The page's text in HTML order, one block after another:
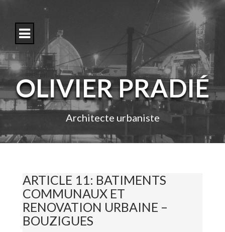
o
c
n
e
OLIVIER PRADIÉ
Architecte urbaniste
ARTICLE 11: BATIMENTS
COMMUNAUX ET
RENOVATION URBAINE –
BOUZIGUES